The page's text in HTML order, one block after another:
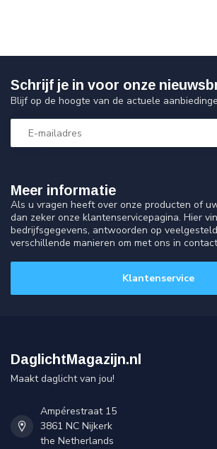
Meer informatie
Als u vragen heeft over onze producten of
dan zeker onze klantenservicepagina. Hier
bedrijfsgegevens, antwoorden op
verschillende manieren om met ons in
Klantenservice
Schrijf je in voor onze
Blijf op de hoogte van de actuele
DaglichtMagazijn.nl
Maakt daglicht van jou!
Ampérestraat 15
3861 NC Nijkerk
the Netherlands